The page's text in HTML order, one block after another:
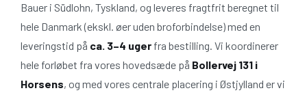
Bauer i Südlohn, Tyskland, og leveres fragtfrit beregnet til
hele Danmark (ekskl. øer uden broforbindelse) med en
leveringstid på ca. 3–4 uger fra bestilling. Vi koordinerer
hele forløbet fra vores hovedsæde på Bollervej 131 i
Horsens, og med vores centrale placering i Østjylland er vi